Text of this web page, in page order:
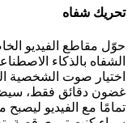
تحريك شفاه
حوّل مقاطع الفيديو
الشفاه بالذكاء
اختيار صوت الشخصية
غضون دقائق فقط،
تمامًا مع الفيديو